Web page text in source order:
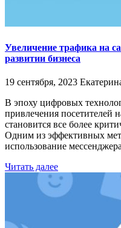
Увеличение трафика на
развитии бизнеса
19 сентября, 2023
В эпоху цифровых
привлечения посетителей
становится все более
Одним из эффективных
использование
Читать далее